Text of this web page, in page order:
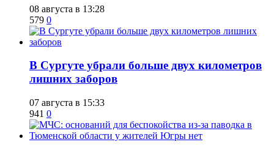
08 августа в 13:28
579 0
​В Сургуте убрали больше двух километров
лишних заборов
07 августа в 15:33
941 0